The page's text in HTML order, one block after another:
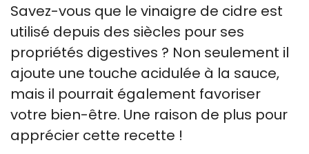
Savez-vous que le vinaigre de cidre est
utilisé depuis des siècles pour ses
propriétés digestives ? Non seulement il
ajoute une touche acidulée à la sauce,
mais il pourrait également favoriser
votre bien-être. Une raison de plus pour
apprécier cette recette !